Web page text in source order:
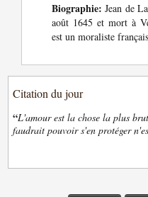
Biographie: Jean de
août 1645 et mort à
est un moraliste
Citation du jour
“L'amour est la chose la plus
faudrait pouvoir s'en protéger